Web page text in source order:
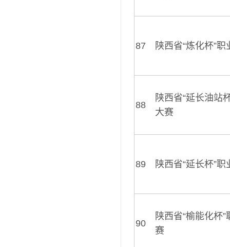
87 陕西省“炼化杯”
88
陕西省“延长油站
大赛
89 陕西省“延长杯”
90
陕西省“榆能化杯
赛